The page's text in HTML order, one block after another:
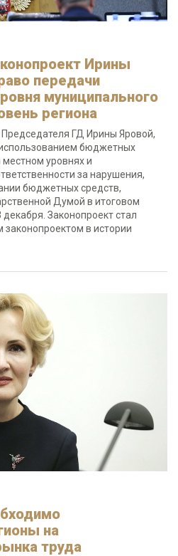
Ирины
передачи
муниципального
региона
ГД Ирины Яровой,
бюджетных
уровнях и
за нарушения,
бюджетных средств,
Думой в итоговом
Законопроект стал
в истории
на
труда